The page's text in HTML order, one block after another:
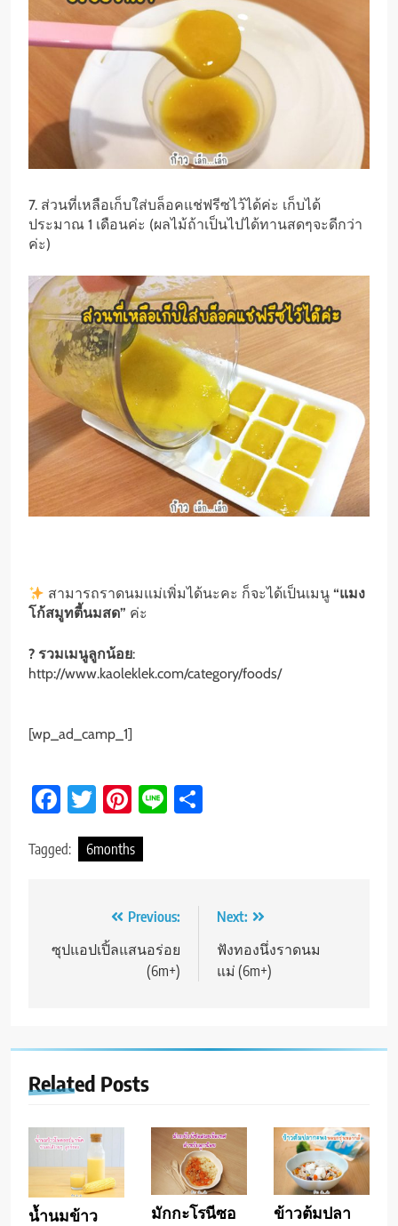
7. ส่วนที่เหลือเก็บใส่บล็อคแช่ฟรีซไว้ได้ค่ะ เก็บได้
ประมาณ 1 เดือนค่ะ (ผลไม้ถ้าเป็นไปได้ทานสดๆจะดีกว่า
ค่ะ)
สามารถราดนมแม่เพิ่มได้นะคะ ก็จะได้เป็นเมนู“แมง
โก้สมูทตี้นมสด” ค่ะ
? รวมเมนูลูกน้อย:
http://www.kaoleklek.com/category/foods/
[wp_ad_camp_1]
Facebook
TwitterPinterest
Line
Tagged: 6months
navigation
Previous:
ซุปแอปเปิ้ลแสนอร่อย
(6m+)
Next:
ฟังทองนึ่งราดนม
แม่ (6m+)
Related Posts
น้ำนมข้าว
มักกะโรนีซอ
ข้าวต้มปลา